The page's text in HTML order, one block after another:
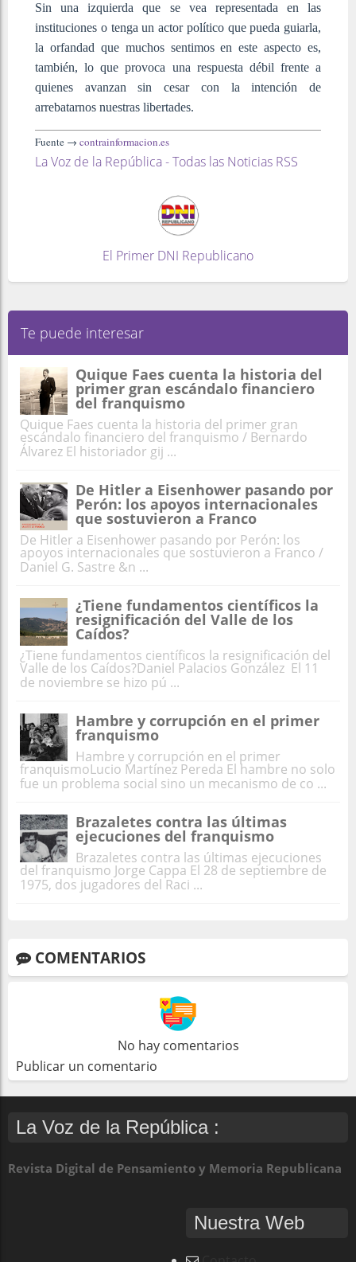
Sin una izquierda que se vea representada en las
instituciones o tenga un actor político que pueda guiarla,
la orfandad que muchos sentimos en este aspecto es,
también, lo que provoca una respuesta débil frente a
quienes avanzan sin cesar con la intención de
arrebatarnos nuestras libertades.
Fuente → contrainformacion.es
La Voz de la República - Todas las Noticias RSS
El Primer DNI Republicano
Te puede interesar
Quique Faes cuenta la historia del
primer gran escándalo financiero
del franquismo
Quique Faes cuenta la historia del primer gran
escándalo financiero del franquismo / Bernardo
Álvarez El historiador gij ...
De Hitler a Eisenhower pasando por
Perón: los apoyos internacionales
que sostuvieron a Franco
De Hitler a Eisenhower pasando por Perón: los
apoyos internacionales que sostuvieron a Franco /
Daniel G. Sastre &n ...
¿Tiene fundamentos científicos la
resignificación del Valle de los
Caídos?
¿Tiene fundamentos científicos la resignificación del
Valle de los Caídos?Daniel Palacios González El 11
de noviembre se hizo pú ...
Hambre y corrupción en el primer
franquismo
Hambre y corrupción en el primer
franquismoLucio Martínez Pereda El hambre no solo
fue un problema social sino un mecanismo de co ...
Brazaletes contra las últimas
ejecuciones del franquismo
Brazaletes contra las últimas ejecuciones
del franquismo Jorge Cappa El 28 de septiembre de
1975, dos jugadores del Raci ...
COMENTARIOS
No hay comentarios
Publicar un comentario
La Voz de la República :
Revista Digital de Pensamiento y Memoria Republicana
Nuestra Web